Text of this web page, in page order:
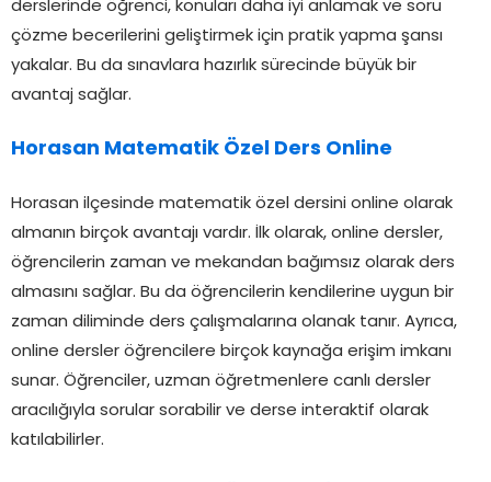
derslerinde öğrenci, konuları daha iyi anlamak ve soru
çözme becerilerini geliştirmek için pratik yapma şansı
yakalar. Bu da sınavlara hazırlık sürecinde büyük bir
avantaj sağlar.
Horasan Matematik Özel Ders Online
Horasan ilçesinde matematik özel dersini online olarak
almanın birçok avantajı vardır. İlk olarak, online dersler,
öğrencilerin zaman ve mekandan bağımsız olarak ders
almasını sağlar. Bu da öğrencilerin kendilerine uygun bir
zaman diliminde ders çalışmalarına olanak tanır. Ayrıca,
online dersler öğrencilere birçok kaynağa erişim imkanı
sunar. Öğrenciler, uzman öğretmenlere canlı dersler
aracılığıyla sorular sorabilir ve derse interaktif olarak
katılabilirler.